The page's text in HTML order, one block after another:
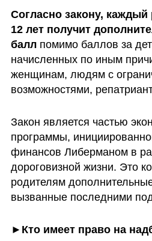
Согласно закону, каждый
12 лет получит
балл помимо баллов за
начисленных по иным
женщинам, людям с
возможностями,
Закон является частью
программы,
финансов Либерманом в
дороговизной жизни. Это
родителям
вызванные последними
►Кто имеет право на